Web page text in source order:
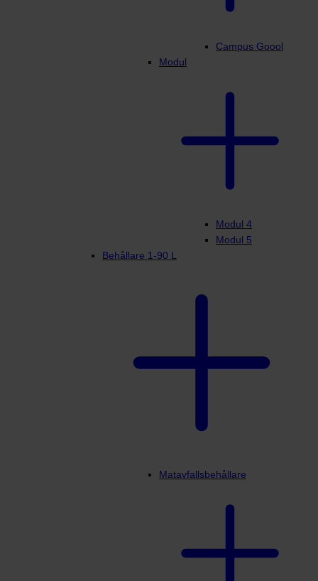
Campus Goool
Modul
Modul 4
Modul 5
Behållare 1-90 L
Matavfallsbehållare